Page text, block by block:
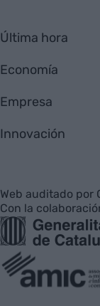
Última hora
Economía
Empresa
Innovación
Web auditado por
Con la